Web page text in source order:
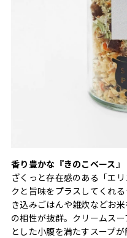
香り豊かな『きのこベース』
ざくっと存在感のある「エ
クと旨味をプラスしてくれ
き込みごはんや雑炊などお
の相性が抜群。クリームス
とした小腹を満たすスープが